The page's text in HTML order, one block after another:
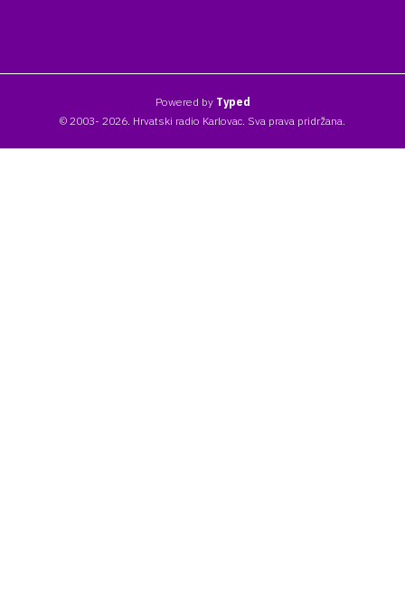
Powered by Typed
© 2003- 2026. Hrvatski radio Karlovac. Sva prava pridržana.